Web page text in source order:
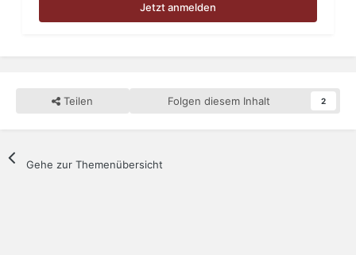
Jetzt anmelden
Teilen Folgen diesem Inhalt 2
Gehe zur Themenübersicht